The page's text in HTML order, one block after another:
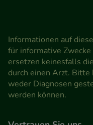
Informationen auf
für informative
ersetzen keinesfalls
durch einen Arzt. Bitte
weder Diagnosen
werden können.